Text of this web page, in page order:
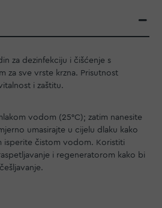
za dezinfekciju i čišćenje s
za sve vrste krzna. Prisutnost
i zaštitu.
vodom (25°C); zatim nanesite
umasirajte u cijelu dlaku kako
isperite čistom vodom. Koristiti
i regeneratorom kako bi